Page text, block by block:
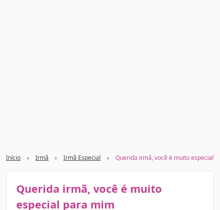
Início › Irmã › Irmã Especial › Querida irmã, você é muito especial
Querida irmã, você é muito
especial para mim